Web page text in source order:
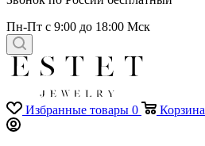
Пн-Пт с 9:00 до 18:00 Мск
Избранные товары 0 Корзина